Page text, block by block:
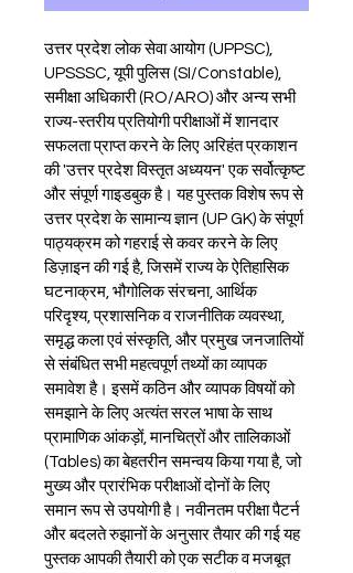
उत्तर प्रदेश लोक सेवा आयोग (UPPSC),
UPSSSC, यूपी पुलिस (SI/Constable),
समीक्षा अधिकारी (RO/ARO) और अन्य सभी
राज्य-स्तरीय प्रतियोगी परीक्षाओं में शानदार
सफलता प्राप्त करने के लिए अरिहंत प्रकाशन
की 'उत्तर प्रदेश विस्तृत अध्ययन' एक सर्वोत्कृष्ट
और संपूर्ण गाइडबुक है। यह पुस्तक विशेष रूप से
उत्तर प्रदेश के सामान्य ज्ञान (UP GK) के संपूर्ण
पाठ्यक्रम को गहराई से कवर करने के लिए
डिज़ाइन की गई है, जिसमें राज्य के ऐतिहासिक
घटनाक्रम, भौगोलिक संरचना, आर्थिक
परिदृश्य, प्रशासनिक व राजनीतिक व्यवस्था,
समृद्ध कला एवं संस्कृति, और प्रमुख जनजातियों
से संबंधित सभी महत्वपूर्ण तथ्यों का व्यापक
समावेश है। इसमें कठिन और व्यापक विषयों को
समझाने के लिए अत्यंत सरल भाषा के साथ
प्रामाणिक आंकड़ों, मानचित्रों और तालिकाओं
(Tables) का बेहतरीन समन्वय किया गया है, जो
मुख्य और प्रारंभिक परीक्षाओं दोनों के लिए
समान रूप से उपयोगी है। नवीनतम परीक्षा पैटर्न
और बदलते रुझानों के अनुसार तैयार की गई यह
पुस्तक आपकी तैयारी को एक सटीक व मजबूत